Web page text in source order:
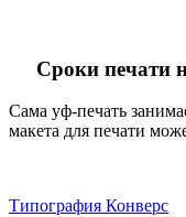
Сроки печати
Сама уф-печать
макета для печати
Типография Конверс